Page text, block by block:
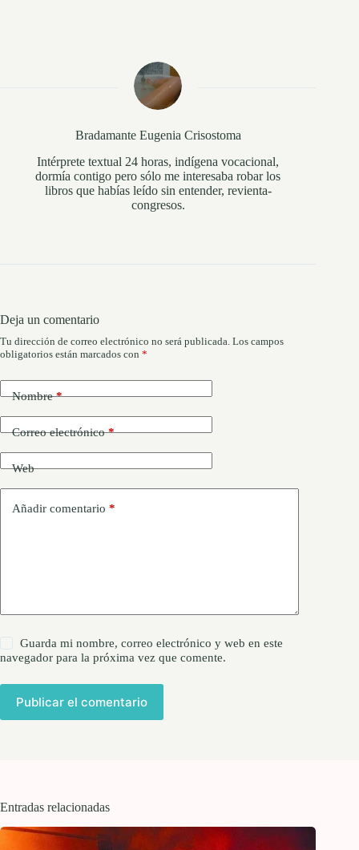
Bradamante Eugenia Crisostoma
Intérprete textual 24 horas, indígena vocacional,
dormía contigo pero sólo me interesaba robar los
libros que habías leído sin entender, revienta-
congresos.
Deja un comentario
Tu dirección de correo electrónico no será publicada. Los campos
obligatorios están marcados con *
Nombre*
Correo electrónico*
Web
Añadir comentario *
Guarda mi nombre, correo electrónico y web en este
navegador para la próxima vez que comente.
Publicar el comentario
Entradas relacionadas